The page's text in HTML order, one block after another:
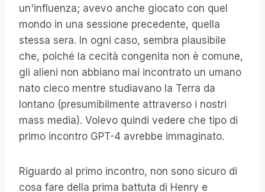
un'influenza; avevo anche giocato con quel
mondo in una sessione precedente, quella
stessa sera. In ogni caso, sembra plausibile
che, poiché la cecità congenita non è comune,
gli alieni non abbiano mai incontrato un umano
nato cieco mentre studiavano la Terra da
lontano (presumibilmente attraverso i nostri
mass media). Volevo quindi vedere che tipo di
primo incontro GPT-4 avrebbe immaginato.
Riguardo al primo incontro, non sono sicuro di
cosa fare della prima battuta di Henry e